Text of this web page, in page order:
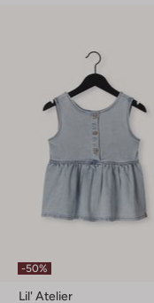
-50%
Lil' Atelier